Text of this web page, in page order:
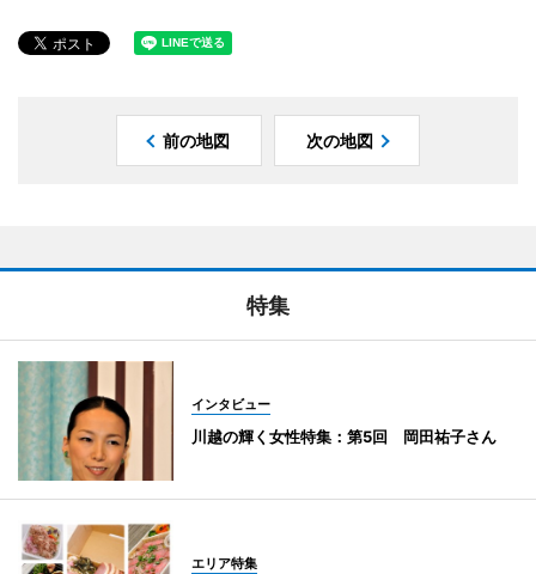
前の地図 次の地図
特集
インタビュー
川越の輝く女性特集：第5回 岡田祐子さん
エリア特集